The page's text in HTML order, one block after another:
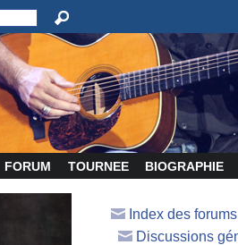
FORUM TOURNEE BIOGRAPHIE
Index des
Discussions